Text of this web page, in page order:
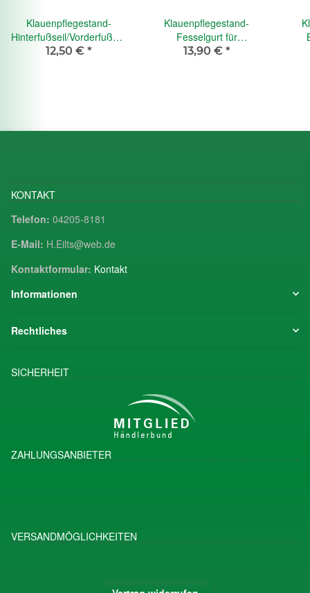
Klauenpflegestand-
Hinterfußseil/Vorderfußseil
WOPA
12,50 € *
Klauenpflegestand-
Fesselgurt für
Klauenstand WOPA
13,90 € *
KONTAKT
Telefon: 04205-8181
E-Mail: H.Eilts@web.de
Kontaktformular: Kontakt
Informationen
Rechtliches
SICHERHEIT
ZAHLUNGSANBIETER
VERSANDMÖGLICHKEITEN